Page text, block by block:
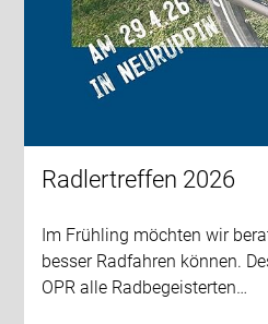
Radlertreffen 2026
Im Frühling möchten wir
besser Radfahren können.
OPR alle Radbegeisterten…